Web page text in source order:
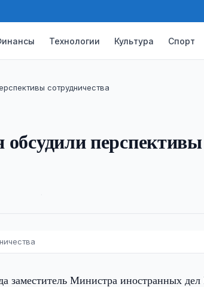
Технологии Культура Спорт
сотрудничества
обсудили перспективы
заместитель Министра иностранных